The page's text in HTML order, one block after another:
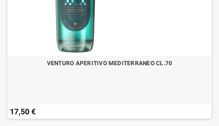
VENTURO APERITIVO MEDITERRANEO CL.70
17,50 €